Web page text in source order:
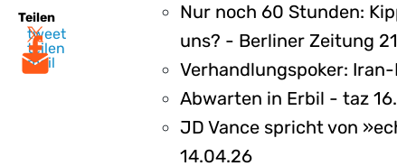
Teilen
tweet
teilen
mail
Nur noch 60 Stunden:
uns? - Berliner Zeitung
Verhandlungspoker:
Abwarten in Erbil - taz
JD Vance spricht von
14.04.26